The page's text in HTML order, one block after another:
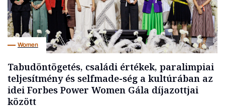
Women
Tabudöntögetés, családi értékek, paralimpiai
teljesítmény és selfmade-ség a kultúrában az
idei Forbes Power Women Gála díjazottjai
között